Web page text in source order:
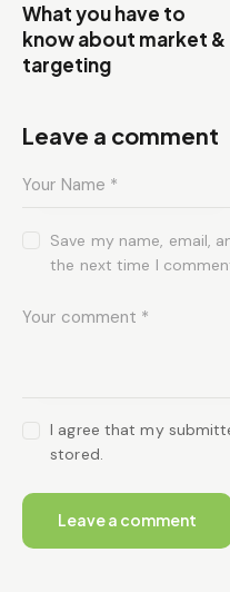
What you have to
know about market &
targeting
Leave a comment
Save my name, email,
the next time I
I agree that my
stored.